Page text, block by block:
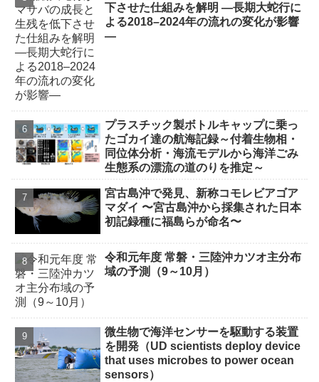
下させた仕組みを解明 ―長期大蛇行に
よる2018–2024年の流れの変化が影響
―
プラスチック製ボトルキャップに乗っ
たゴカイ達の航海記録～付着生物相・
同位体分析・海流モデルから海洋ごみ
生態系の漂流の道のりを推定～
宮古島沖で発⾒、新称コモレビアゴア
マダイ 〜宮古島沖から採集された⽇本
初記録種に福島らが命名〜
令和元年度 常磐・三陸沖カツオ主分布
域の予測（9～10月）
微生物で海洋センサーを駆動する装置
を開発（UD scientists deploy device
that uses microbes to power ocean
sensors）